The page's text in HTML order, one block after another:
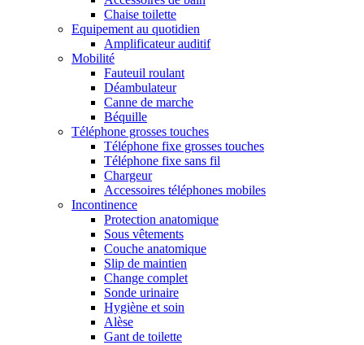
Chaise toilette
Equipement au quotidien
Amplificateur auditif
Mobilité
Fauteuil roulant
Déambulateur
Canne de marche
Béquille
Téléphone grosses touches
Téléphone fixe grosses touches
Téléphone fixe sans fil
Chargeur
Accessoires téléphones mobiles
Incontinence
Protection anatomique
Sous vêtements
Couche anatomique
Slip de maintien
Change complet
Sonde urinaire
Hygiène et soin
Alèse
Gant de toilette